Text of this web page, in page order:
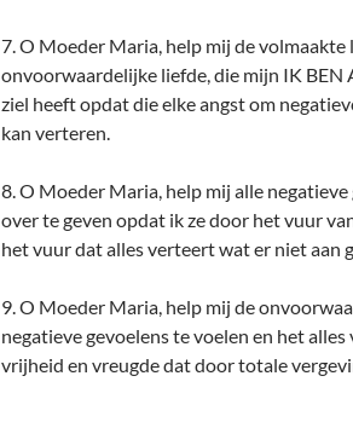
7. O Moeder Maria, help mij de volmaakte
onvoorwaardelijke liefde, die mijn IK BEN
ziel heeft opdat die elke angst om
kan verteren.
8. O Moeder Maria, help mij alle negatieve
over te geven opdat ik ze door het vuur
het vuur dat alles verteert wat er niet aan
9. O Moeder Maria, help mij de
negatieve gevoelens te voelen en het
vrijheid en vreugde dat door totale